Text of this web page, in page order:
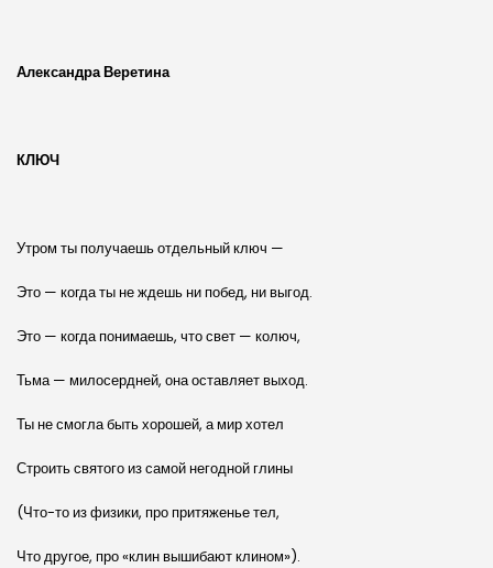
Александра Веретина
КЛЮЧ
Утром ты получаешь отдельный ключ —
Это — когда ты не ждешь ни побед, ни выгод.
Это — когда понимаешь, что свет — колюч,
Тьма — милосердней, она оставляет выход.
Ты не смогла быть хорошей, а мир хотел
Строить святого из самой негодной глины
(Что-то из физики, про притяженье тел,
Что другое, про «клин вышибают клином»).